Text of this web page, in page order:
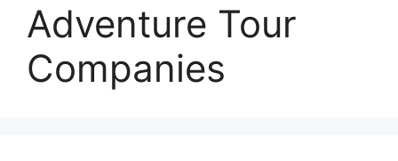
Adventure Tour
Companies